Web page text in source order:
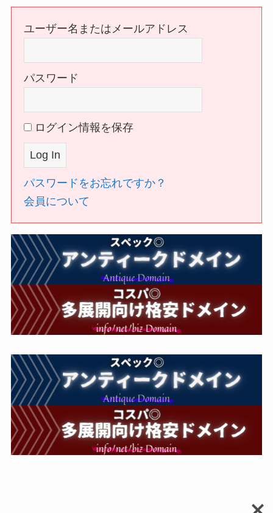
ユーザー名またはメールアドレス
パスワード
ログイン情報を保存
パスワードをお忘れですか？
会員について